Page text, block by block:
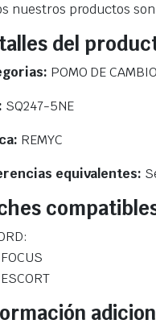
nuestros productos son
del
POMO DE
SQ247-5NE
REMYC
equivalentes: